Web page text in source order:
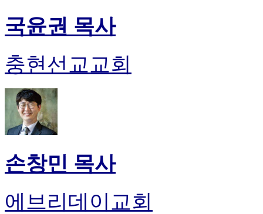
국윤권 목사
충현선교교회
손창민 목사
에브리데이교회